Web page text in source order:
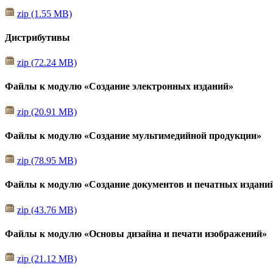
zip (1.55 MB)
Дистрибутивы
zip (72.24 MB)
Файлы к модулю «Создание электронных изданий»
zip (20.91 MB)
Файлы к модулю «Создание мультимедийной продукции»
zip (78.95 MB)
Файлы к модулю «Создание документов и печатных
zip (43.76 MB)
Файлы к модулю «Основы дизайна и печати изображений»
zip (21.12 MB)